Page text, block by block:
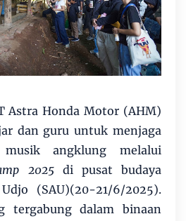
Astra Honda Motor (AHM)
dan guru untuk menjaga
angklung melalui
2025di pusat budaya
(SAU)(20-21/6/2025).
tergabung dalam binaan